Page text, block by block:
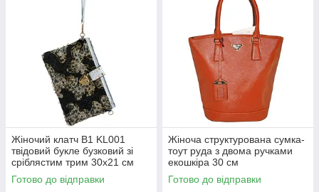
Жіночий клатч B1 KL001
твідовий букле бузковий зі
сріблястим трим 30х21 см
Готово до відправки
Жіноча структурована сумка-
тоут руда з двома ручками
екошкіра 30 см
Готово до відправки